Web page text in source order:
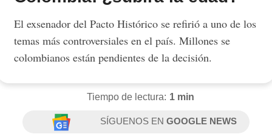
El exsenador del Pacto Histórico se refirió a uno de los
temas más controversiales en el país. Millones se
colombianos están pendientes de la decisión.
Tiempo de lectura: 1 min
SÍGUENOS ENGOOGLE NEWS